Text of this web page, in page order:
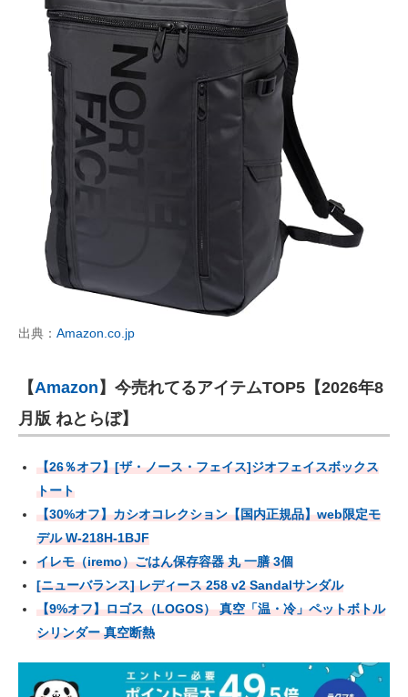
出典： Amazon.co.jp
【Amazon 】今売れてるアイテムTOP5【2026年8
月版 ねとらぼ】
【26％オフ】[ザ・ノース・フェイス]ジオフェイスボックス
トート
【30%オフ】カシオコレクション【国内正規品】web限定モ
デル W-218H-1BJF
イレモ（iremo）ごはん保存容器 丸 一膳 3個
[ニューバランス] レディース 258 v2 Sandalサンダル
【9%オフ】ロゴス（LOGOS） 真空「温・冷」ペットボトル
シリンダー 真空断熱